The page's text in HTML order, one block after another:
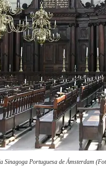
Sinagoga Portuguesa de Ámsterdam